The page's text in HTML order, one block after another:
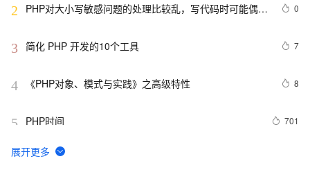
2
PHP对大小写敏感问题的处理比较乱，写代码时可能偶尔
0
3 简化 PHP 开发的10个工具 7
4 《PHP对象、模式与实践》之高级特性 8
5 PHP时间 701
6
**PHP删除数组中特定元素的两种方法array_splice()和